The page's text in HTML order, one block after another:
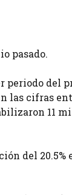
pasado.
periodo del
las cifras
11
del